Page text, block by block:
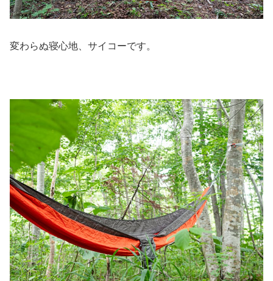
変わらぬ寝心地、サイコーです。